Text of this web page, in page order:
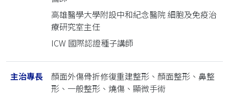
高雄醫學大學附設中和紀念醫院 細胞及免疫治
療研究室主任
ICW 國際認證種子講師
主治專長
顏面外傷骨折修復重建整形、顏面整形、鼻整
形、一般整形、燒傷、顯微手術